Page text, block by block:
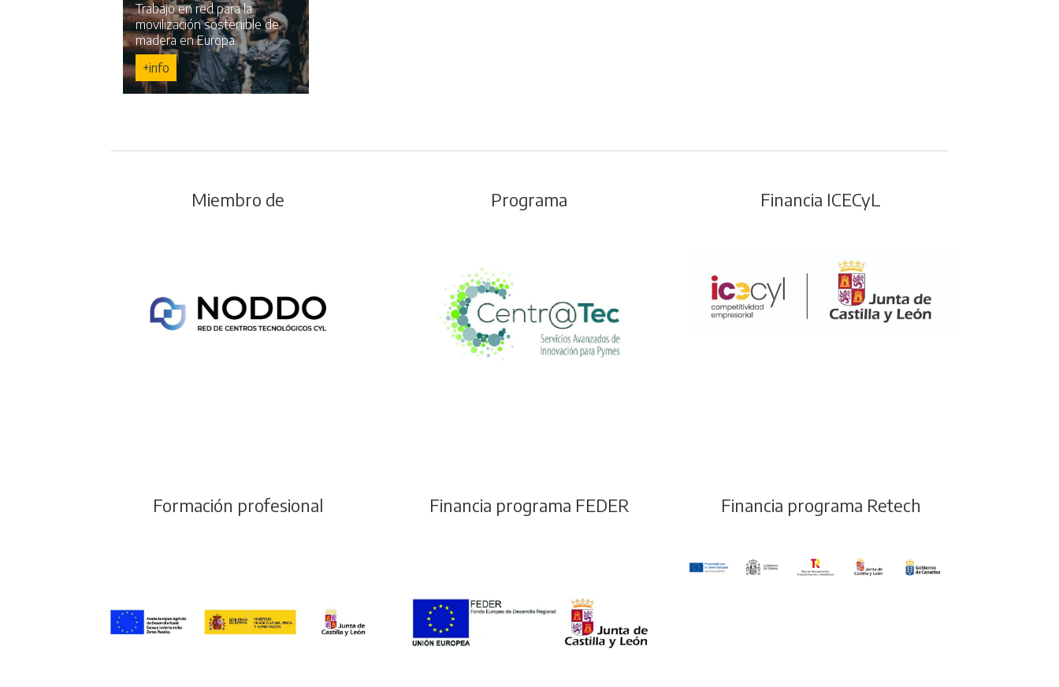
Trabajo en red para la
movilización sostenible de
madera en Europa.
+info
Miembro de Programa Financia ICECyL
Formación profesional Financia programa FEDER Financia programa Retech